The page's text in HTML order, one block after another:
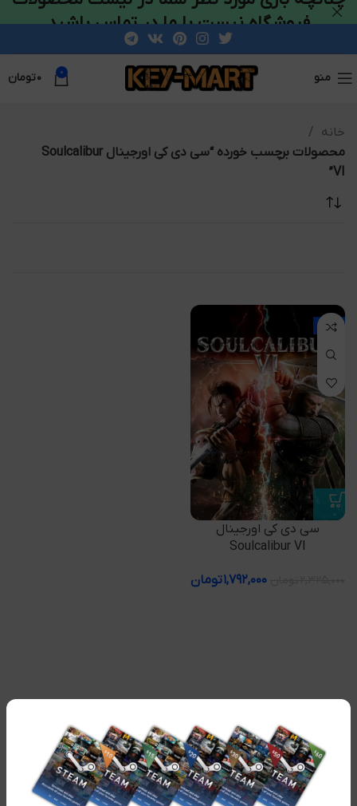
منو 0 ۰تومان
خانه
محصولات برچسب خورده “سی دی کی اورجینال Soulcalibur
VI”
-23%
سی دی کی اورجینال
Soulcalibur VI
۱,۷۹۲,۰۰۰تومان
فروشگاه نیست با ما در تماس باشید